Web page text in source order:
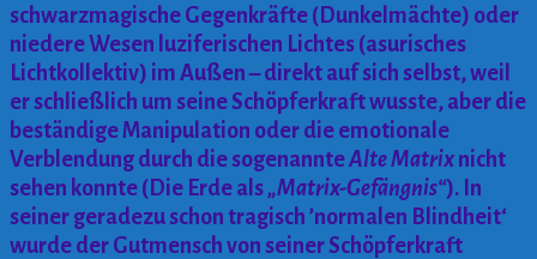
schwarzmagische Gegenkräfte (Dunkelmächte) oder
niedere Wesen luziferischen Lichtes (asurisches
Lichtkollektiv) im Außen – direkt auf sich selbst, weil
er schließlich um seine Schöpferkraft wusste, aber die
beständige Manipulation oder die emotionale
Verblendung durch die sogenannteAlte Matrix nicht
sehen konnte (Die Erde als„Matrix-Gefängnis“). In
seiner geradezu schon tragisch ’normalen Blindheit‘
wurde der Gutmensch von seiner Schöpferkraft